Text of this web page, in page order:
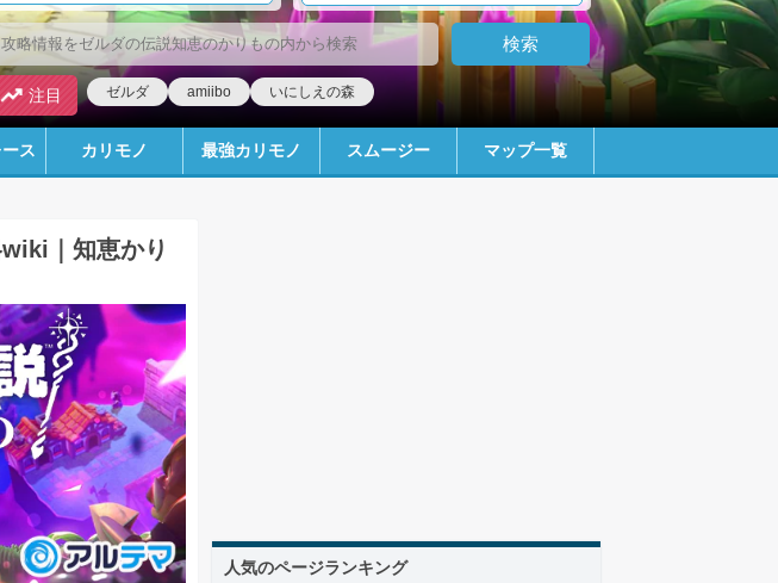
注目 ゼルダ amiibo いにしえの森
ス カリモノ 最強カリモノ スムージー マップ一覧
｜知恵かり
人気のページランキング